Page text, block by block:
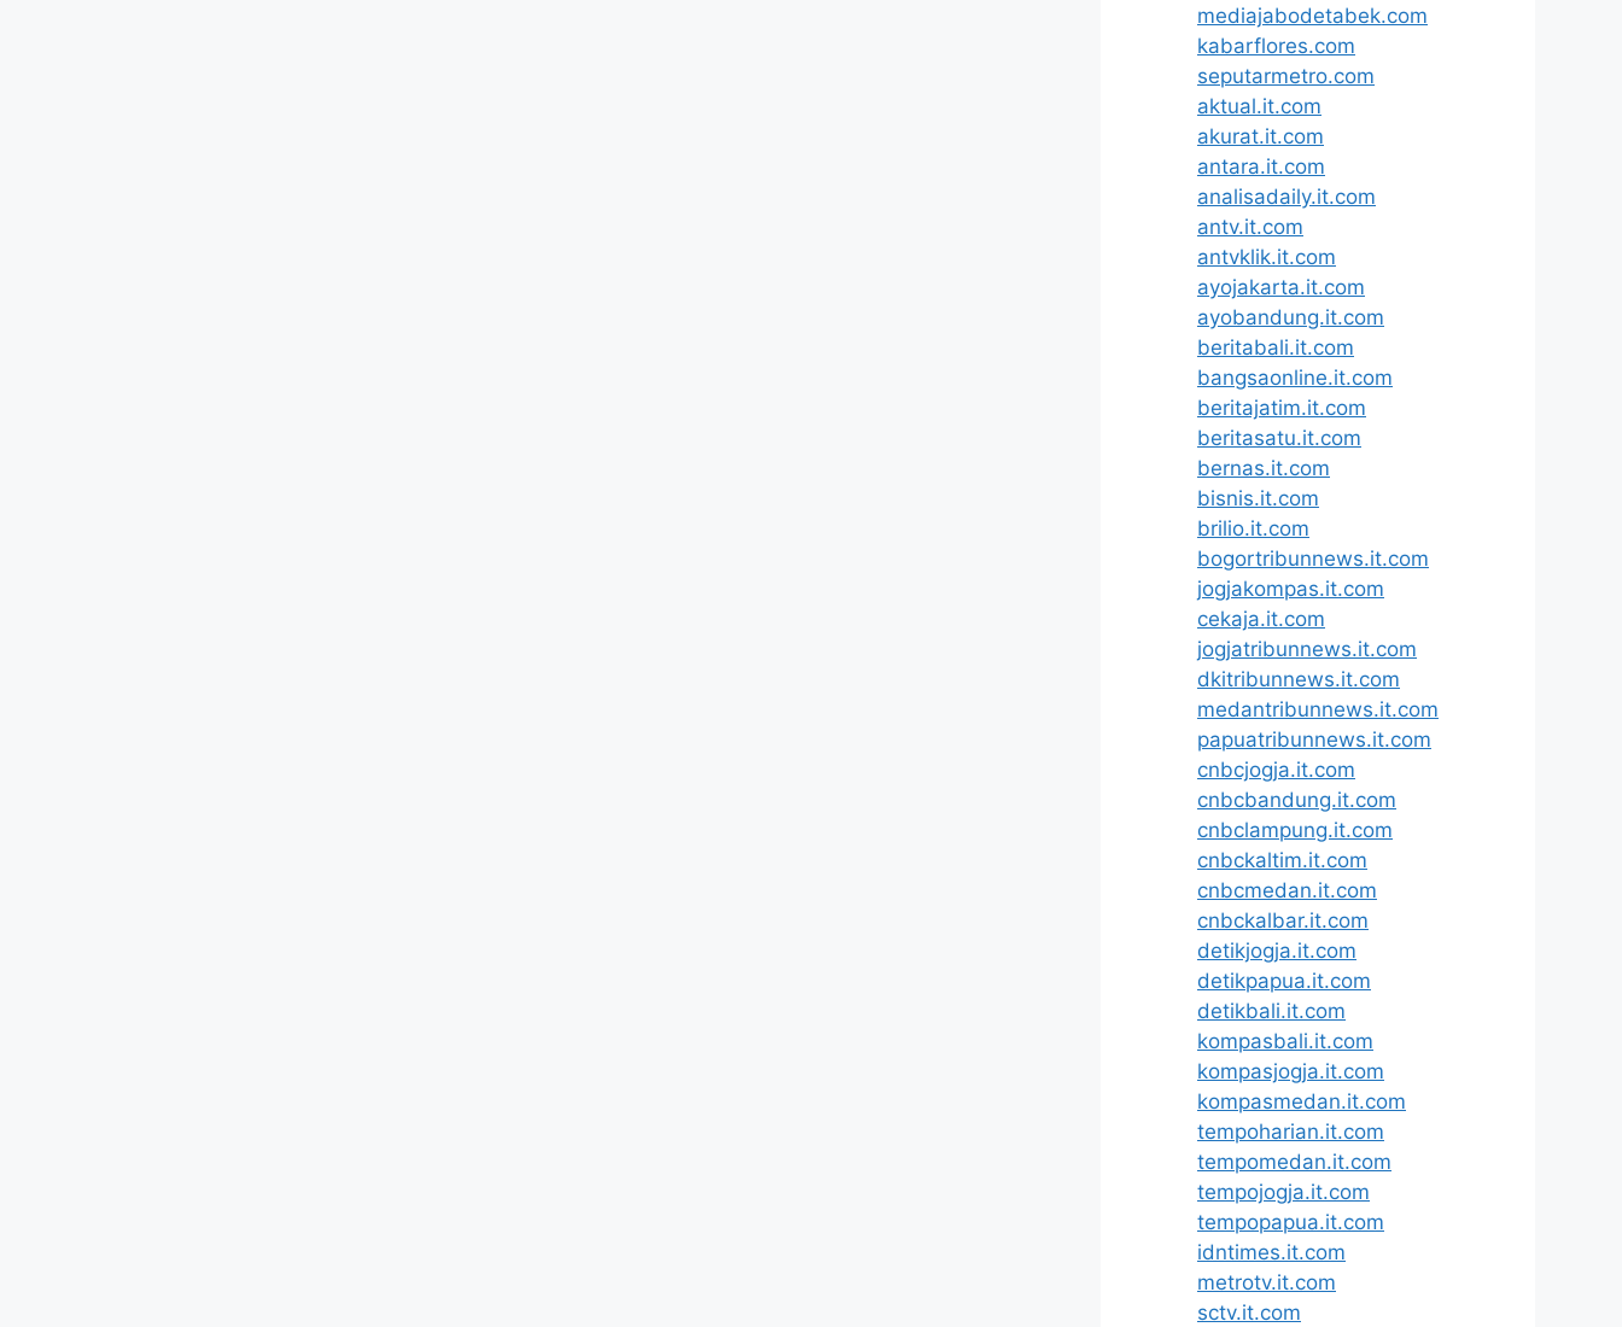
mediajabodetabek.com
kabarflores.com
seputarmetro.com
aktual.it.com
akurat.it.com
antara.it.com
analisadaily.it.com
antv.it.com
antvklik.it.com
ayojakarta.it.com
ayobandung.it.com
beritabali.it.com
bangsaonline.it.com
beritajatim.it.com
beritasatu.it.com
bernas.it.com
bisnis.it.com
brilio.it.com
bogortribunnews.it.com
jogjakompas.it.com
cekaja.it.com
jogjatribunnews.it.com
dkitribunnews.it.com
medantribunnews.it.com
papuatribunnews.it.com
cnbcjogja.it.com
cnbcbandung.it.com
cnbclampung.it.com
cnbckaltim.it.com
cnbcmedan.it.com
cnbckalbar.it.com
detikjogja.it.com
detikpapua.it.com
detikbali.it.com
kompasbali.it.com
kompasjogja.it.com
kompasmedan.it.com
tempoharian.it.com
tempomedan.it.com
tempojogja.it.com
tempopapua.it.com
idntimes.it.com
metrotv.it.com
sctv.it.com